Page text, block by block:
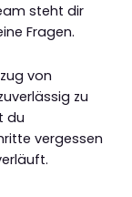
steht dir
Fragen.
von
zu
du
vergessen